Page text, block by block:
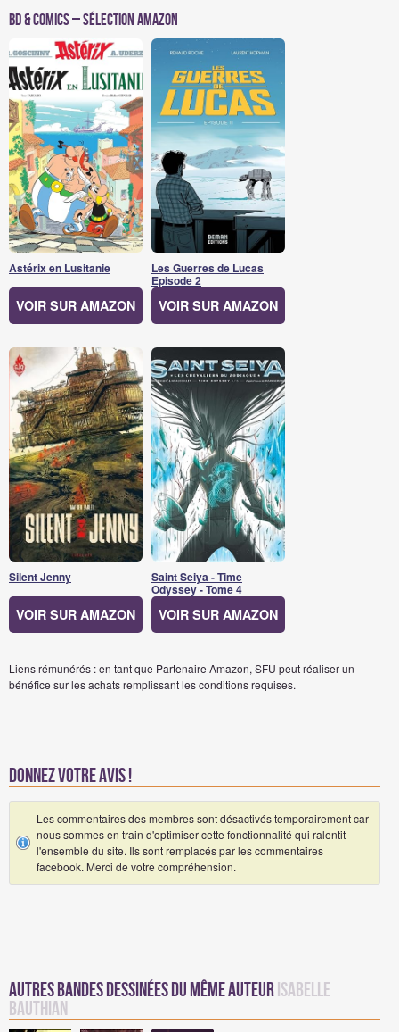
BD & Comics – Sélection Amazon
Astérix en Lusitanie
VOIR SUR AMAZON
Les Guerres de Lucas
Episode 2
VOIR SUR AMAZON
Silent Jenny
VOIR SUR AMAZON
Saint Seiya - Time
Odyssey - Tome 4
VOIR SUR AMAZON
Liens rémunérés : en tant que Partenaire Amazon, SFU peut réaliser un
bénéfice sur les achats remplissant les conditions requises.
Donnez votre avis !
Les commentaires des membres sont désactivés temporairement car
nous sommes en train d'optimiser cette fonctionnalité qui ralentit
l'ensemble du site. Ils sont remplacés par les commentaires
facebook. Merci de votre compréhension.
Autres Bandes Dessinées du même auteur Isabelle
Bauthian